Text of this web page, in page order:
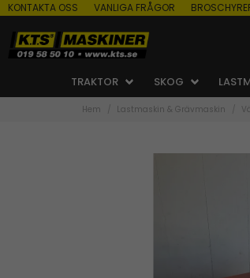
KONTAKTA OSS VANLIGA FRÅGOR
TRAKTOR SKOG
Hem Lastmaskin & Grävmaskin